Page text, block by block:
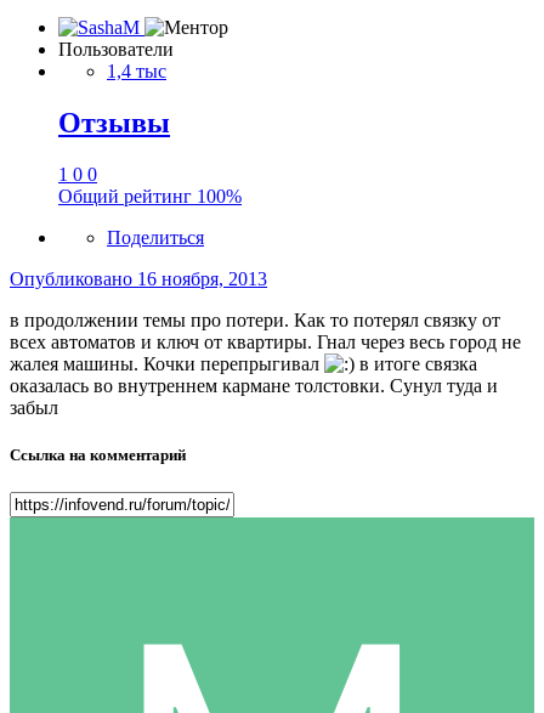
Пользователи
1,4 тыс
Отзывы
1 0 0
Общий рейтинг 100%
Поделиться
Опубликовано 16 ноября, 2013
в продолжении темы про потери. Как то потерял связку от
всех автоматов и ключ от квартиры. Гнал через весь город не
жалея машины. Кочки перепрыгивал
в итоге связка
оказалась во внутреннем кармане толстовки. Сунул туда и
забыл
Ссылка на комментарий